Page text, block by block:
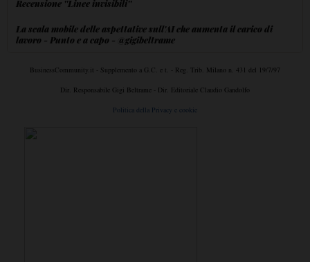
Recensione ''Linee invisibili''
La scala mobile delle aspettative sull'AI che aumenta il carico di
lavoro - Punto e a capo - @gigibeltrame
BusinessCommunity.it - Supplemento a G.C. e t. - Reg. Trib. Milano n. 431 del 19/7/97
Dir. Responsabile Gigi Beltrame - Dir. Editoriale Claudio Gandolfo
Politica della Privacy e cookie